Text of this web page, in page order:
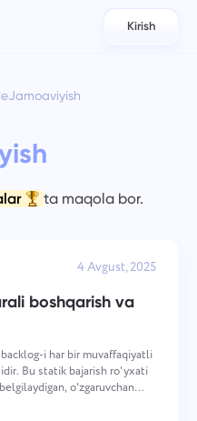
Kirish
ta maqola bor.
4 Avgust, 2025
boshqarish va
i har bir muvaffaqiyatli
Bu statik bajarish ro'yxati
o'zgaruvchan
xususiyatlar
kuzatib boring va